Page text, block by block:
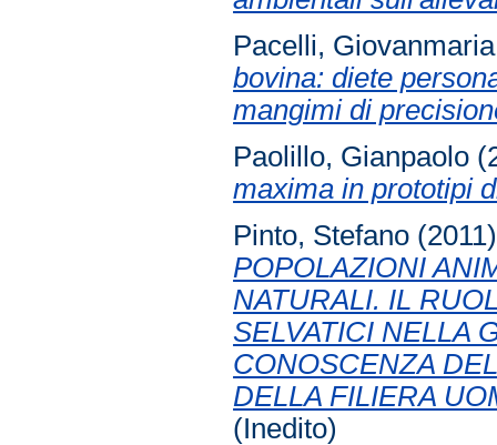
Pacelli, Giovanmaria
bovina: diete
mangimi di
Paolillo, Gianpaolo
maxima in prototipi
Pinto, Stefano
POPOLAZIONI
NATURALI. IL
SELVATICI NELLA
CONOSCENZA
DELLA FILIERA
(Inedito)